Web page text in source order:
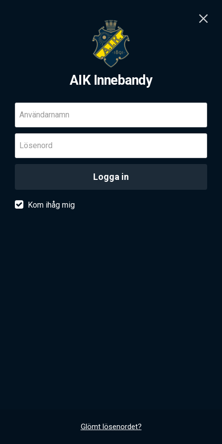
AIK Innebandy
Användarnamn
Lösenord
Logga in
Kom ihåg mig
Glömt lösenordet?